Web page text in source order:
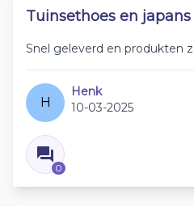
Tuinsethoes en
Snel geleverd en produkten
H
Henk
10-03-2025
0